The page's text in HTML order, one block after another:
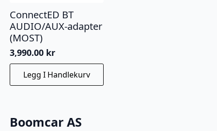
ConnectED BT
AUDIO/AUX-adapter
(MOST)
3,990.00 kr
Legg I Handlekurv
Boomcar AS